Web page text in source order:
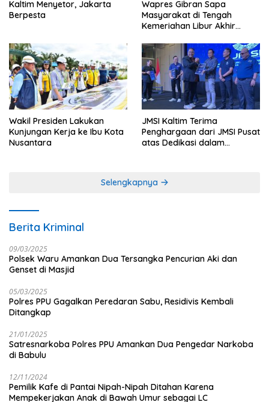
Kaltim Menyetor, Jakarta
Berpesta
Wapres Gibran Sapa
Masyarakat di Tengah
Kemeriahan Libur Akhir
Wakil Presiden Lakukan
Kunjungan Kerja ke Ibu Kota
Nusantara
JMSI Kaltim Terima
Penghargaan dari JMSI Pusat
atas Dedikasi dalam
Selengkapnya
Berita Kriminal
09/03/2025
Polsek Waru Amankan Dua Tersangka Pencurian Aki dan
Genset di Masjid
05/03/2025
Polres PPU Gagalkan Peredaran Sabu, Residivis Kembali
Ditangkap
21/01/2025
Satresnarkoba Polres PPU Amankan Dua Pengedar Narkoba
di Babulu
12/11/2024
Pemilik Kafe di Pantai Nipah-Nipah Ditahan Karena
Mempekerjakan Anak di Bawah Umur sebagai LC